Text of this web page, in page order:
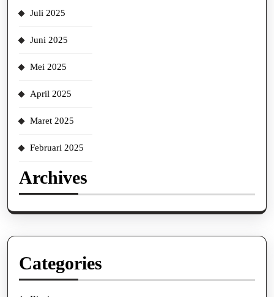
Juli 2025
Juni 2025
Mei 2025
April 2025
Maret 2025
Februari 2025
Archives
Categories